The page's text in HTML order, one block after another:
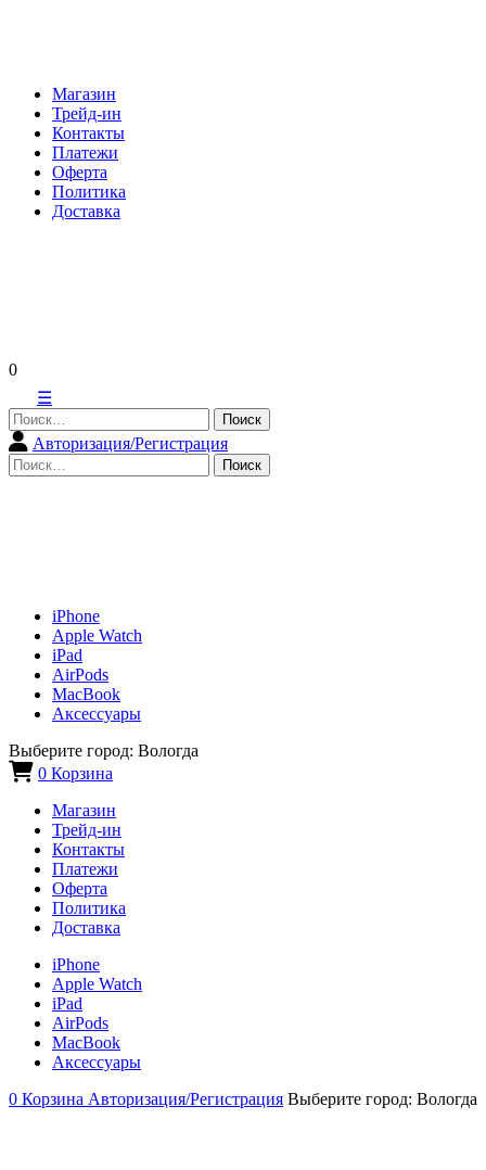
Магазин
Трейд-ин
Контакты
Платежи
Оферта
Политика
Доставка
0
☰
Найти:
Авторизация/Регистрация
Найти:
iPhone
Apple Watch
iPad
AirPods
MacBook
Аксессуары
Выберите город: Вологда
0 Корзина
Магазин
Трейд-ин
Контакты
Платежи
Оферта
Политика
Доставка
iPhone
Apple Watch
iPad
AirPods
MacBook
Аксессуары
0 Корзина Авторизация/Регистрация Выберите город: Вологда